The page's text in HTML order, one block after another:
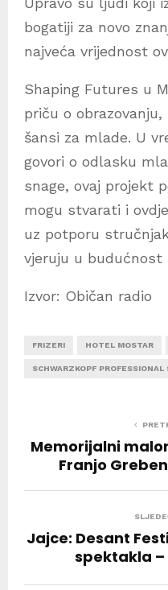
bogatiji za novo
najveća vrijednost
Shaping Futures u
priču o
šansi za mlade. U
govori o odlasku
snage, ovaj projekt
mogu stvarati i
uz potporu
vjeruju u budućnost
Izvor: Običan radio
FRIZERI HOTEL MOSTAR
SCHWARZKOPF
Memorijalni
Franjo
Jajce: Desant
spektakla –